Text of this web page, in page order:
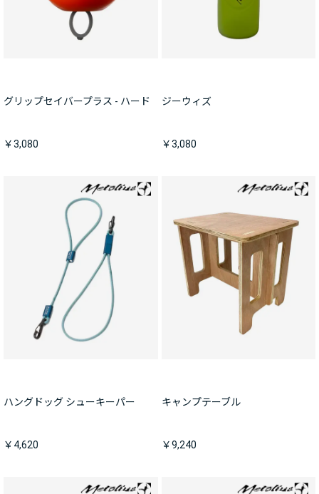
グリップセイバープラス - ハード
￥3,080
ジーウィズ
￥3,080
ハングドッグ シューキーパー
￥4,620
キャンプテーブル
￥9,240